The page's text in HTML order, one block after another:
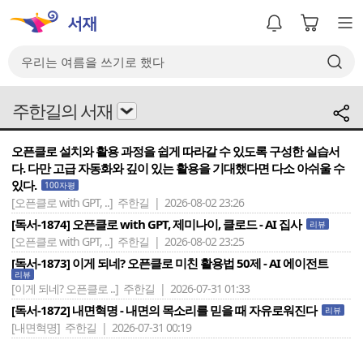
주한길의 서재
오픈클로 설치와 활용 과정을 쉽게 따라갈 수 있도록 구성한 실습서
다. 다만 고급 자동화와 깊이 있는 활용을 기대했다면 다소 아쉬울 수
있다.
100자평
[오픈클로 with GPT, ..] 주한길 | 2026-08-02 23:26
[독서-1874] 오픈클로 with GPT, 제미나이, 클로드 - AI 집사 리뷰
[오픈클로 with GPT, ..] 주한길 | 2026-08-02 23:25
[독서-1873] 이게 되네? 오픈클로 미친 활용법 50제 - AI 에이전트
리뷰
[이게 되네? 오픈클로 ..] 주한길 | 2026-07-31 01:33
[독서-1872] 내면혁명 - 내면의 목소리를 믿을 때 자유로워진다 리뷰
[내면혁명] 주한길 | 2026-07-31 00:19